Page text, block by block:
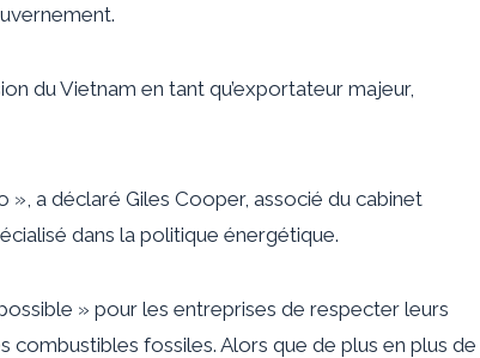
du Vietnam en tant qu’exportateur majeur,
a déclaré Giles Cooper, associé du cabinet
dans la politique énergétique.
» pour les entreprises de respecter leurs
fossiles. Alors que de plus en plus de